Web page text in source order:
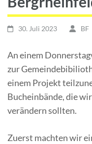
30. Juli 2023 BF
An einem
zur
einem Projekt
Bucheinbände, die
verändern sollten.
Zuerst machten wir